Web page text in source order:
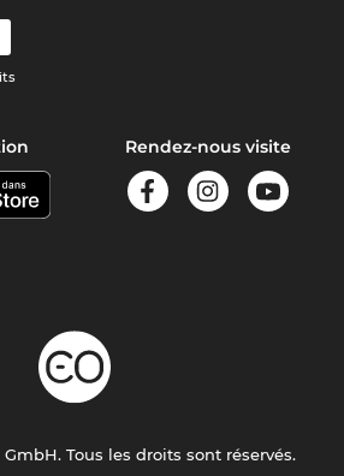
Rendez-nous visite
Tous les droits sont réservés.